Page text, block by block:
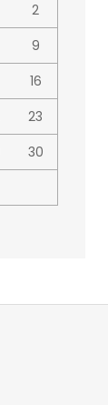
2
9
16
23
30